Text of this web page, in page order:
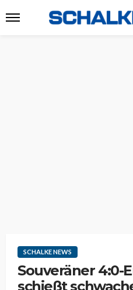
SCHALKE NEWS
Souveräner 4:0-
schießt